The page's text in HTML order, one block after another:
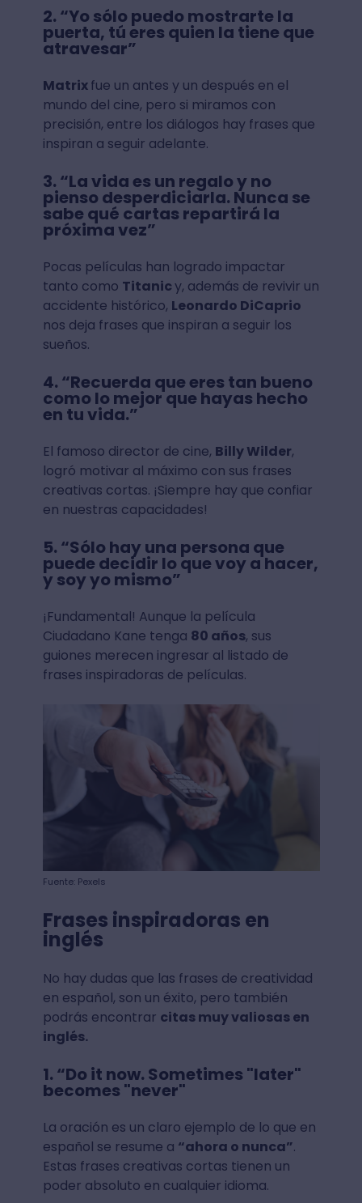
2. “Yo sólo puedo mostrarte la
puerta, tú eres quien la tiene que
atravesar”
Matrixfue un antes y un después en el
mundo del cine, pero si miramos con
precisión, entre los diálogos hay frases que
inspiran a seguir adelante.
3. “La vida es un regalo y no
pienso desperdiciarla. Nunca se
sabe qué cartas repartirá la
próxima vez”
Pocas películas han logrado impactar
tanto como Titanicy, además de revivir un
accidente histórico, Leonardo DiCaprio
nos deja frases que inspiran a seguir los
sueños.
4. “Recuerda que eres tan bueno
como lo mejor que hayas hecho
en tu vida.”
El famoso director de cine, Billy Wilder,
logró motivar al máximo con sus frases
creativas cortas. ¡Siempre hay que confiar
en nuestras capacidades!
5. “Sólo hay una persona que
puede decidir lo que voy a hacer,
y soy yo mismo”
¡Fundamental! Aunque la película
Ciudadano Kane tenga 80 años, sus
guiones merecen ingresar al listado de
frases inspiradoras de películas.
Fuente: Pexels
Frases inspiradoras en
inglés
No hay dudas que las frases de creatividad
en español, son un éxito, pero también
podrás encontrar citas muy valiosas en
inglés.
1. “Do it now. Sometimes "later"
becomes "never"
La oración es un claro ejemplo de lo que en
español se resume a “ahora o nunca”.
Estas frases creativas cortas tienen un
poder absoluto en cualquier idioma.